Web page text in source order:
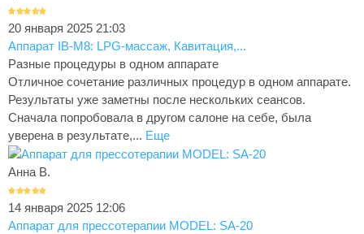
20 января 2025 21:03
Аппарат IB-M8: LPG-массаж, Кавитация,...
Разные процедуры в одном аппарате
Отличное сочетание различных процедур в одном аппарате.
Результаты уже заметны после нескольких сеансов.
Сначала попробовала в другом салоне на себе, была
уверена в результате,... Еще
Анна В.
14 января 2025 12:06
Аппарат для прессотерапии MODEL: SA-20